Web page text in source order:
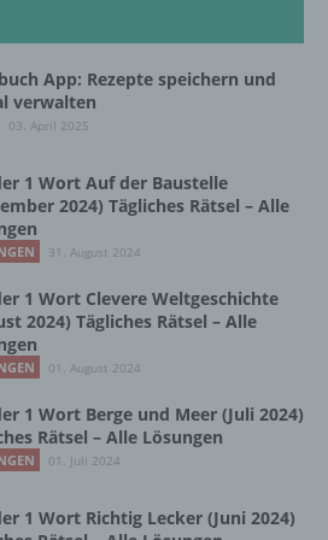
App: Rezepte speichern und
verwalten
03. April 2025
1 Wort Auf der Baustelle
2024) Tägliches Rätsel – Alle
31. August 2024
1 Wort Clevere Weltgeschichte
2024) Tägliches Rätsel – Alle
01. August 2024
1 Wort Berge und Meer (Juli 2024)
Rätsel – Alle Lösungen
01. Juli 2024
1 Wort Richtig Lecker (Juni 2024)
Merkmalen, die
sozialen Identität dieser
sind, identifiziert werden
natürliche Person, deren
Daten von dem für die
verarbeitet
jeder mit oder ohne Hilfe
Verfahren ausgeführte